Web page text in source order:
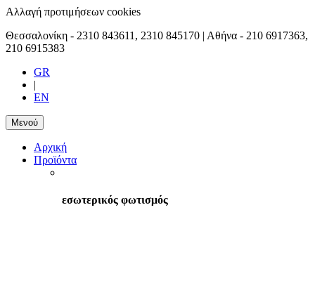
Αλλαγή προτιμήσεων cookies
Θεσσαλονίκη - 2310 843611, 2310 845170 | Αθήνα - 210 6917363,
210 6915383
GR
|
EN
Μενού
Αρχική
Προϊόντα
εσωτερικός φωτισμός